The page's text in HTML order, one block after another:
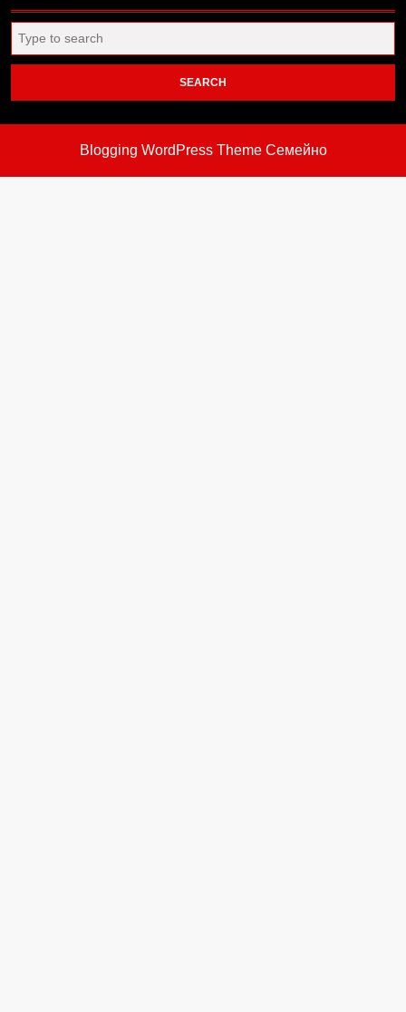
for:
Blogging WordPress ThemeСемейно